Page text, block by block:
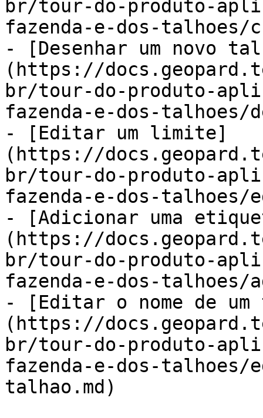
br/tour-do-produto-
fazenda-e-dos-talhoes/
- [Desenhar um novo
(https://
br/tour-do-produto-
fazenda-e-dos-talhoes/
- [Editar um limite]
(https://
br/tour-do-produto-
fazenda-e-dos-
- [Adicionar uma
(https://
br/tour-do-produto-
fazenda-e-dos-talhoes/
- [Editar o nome de
(https://
br/tour-do-produto-
fazenda-e-dos-talhoes/
talhao.md)